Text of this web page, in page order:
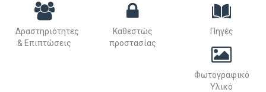
Δραστηριότητες
& Επιπτώσεις
Καθεστώς
προστασίας
Πηγές
Φωτογραφικό
Υλικό